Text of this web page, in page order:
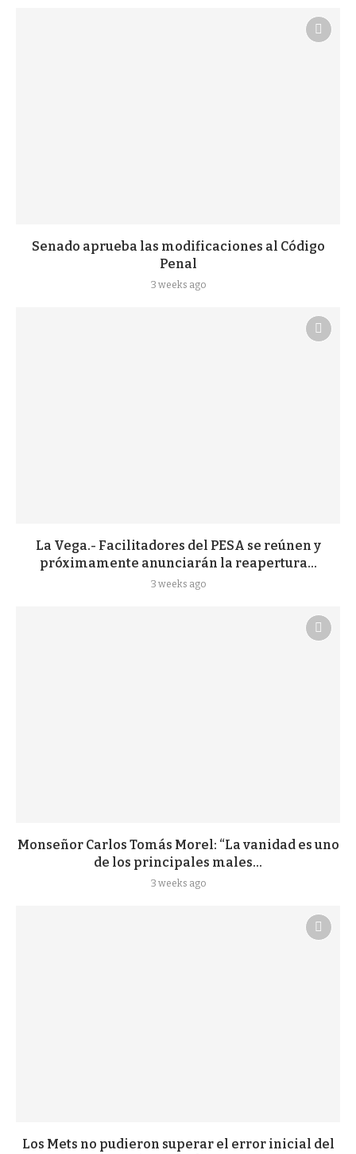
Senado aprueba las modificaciones al Código
Penal
3 weeks ago
La Vega.- Facilitadores del PESA se reúnen y
próximamente anunciarán la reapertura...
3 weeks ago
Monseñor Carlos Tomás Morel: “La vanidad es uno
de los principales males...
3 weeks ago
Los Mets no pudieron superar el error inicial del